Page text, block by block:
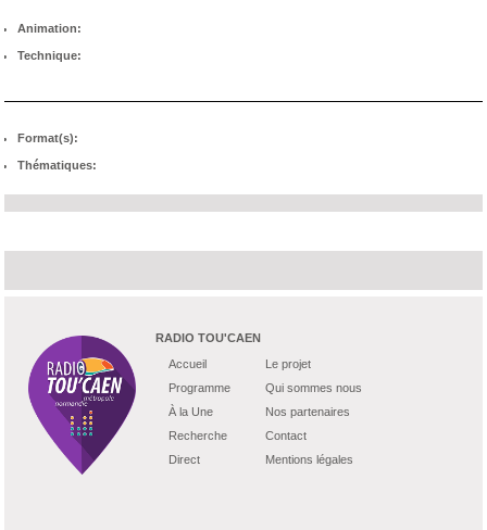
Animation:
Technique:
Format(s):
Thématiques:
RADIO TOU'CAEN
Accueil
Programme
À la Une
Recherche
Direct
Le projet
Qui sommes nous
Nos partenaires
Contact
Mentions légales